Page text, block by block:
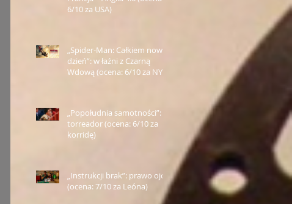
6/10 za USA)
„Spider-Man: Całkiem nowy
dzień”: w łaźni z Czarną
Wdową (ocena: 6/10 za NY)
„Popołudnia samotności”:
torreador (ocena: 6/10 za
korridę)
„Instrukcji brak”: prawo ojca
(ocena: 7/10 za Leóna)